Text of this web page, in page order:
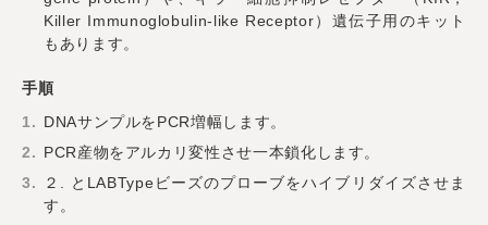
Killer Immunoglobulin-like Receptor）遺伝子用のキット
もあります。
手順
DNAサンプルをPCR増幅します。
PCR産物をアルカリ変性させ一本鎖化します。
２. とLABTypeビーズのプローブをハイブリダイズさせま
す。